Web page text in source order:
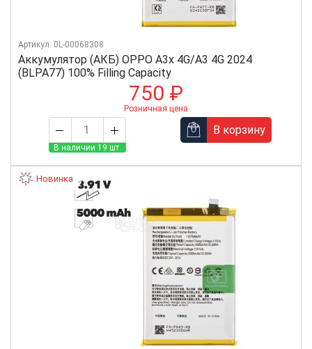
Аккумулятор (АКБ) OPPO A3x 4G/A3 4G 2024
(BLPA77) 100% Filling Capacity
Артикул: 0L-00068308
750 ₽
Розничная цена
В наличии 19 шт.
В корзину
Новинка